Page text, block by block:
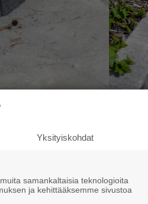
tuotteita
Yksityiskohdat
samankaltaisia teknologioita
ja kehittääksemme sivustoa